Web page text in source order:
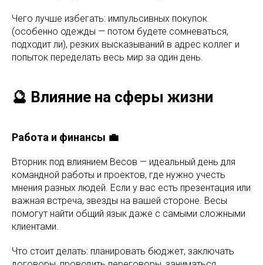
Чего лучше избегать: импульсивных покупок
(особенно одежды — потом будете сомневаться,
подходит ли), резких высказываний в адрес коллег и
попыток переделать весь мир за один день.
🔮 Влияние на сферы жизни
Работа и финансы 💼
Вторник под влиянием Весов — идеальный день для
командной работы и проектов, где нужно учесть
мнения разных людей. Если у вас есть презентация или
важная встреча, звезды на вашей стороне. Весы
помогут найти общий язык даже с самыми сложными
клиентами.
Что стоит делать: планировать бюджет, заключать